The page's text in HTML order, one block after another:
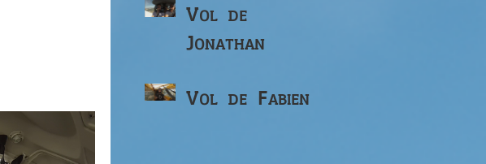
Vol de
Jonathan
Vol de Fabien